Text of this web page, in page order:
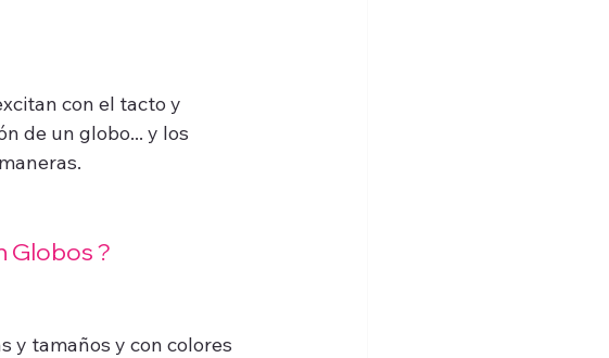
con el tacto y
de un globo... y los
Globos ?
y tamaños y con colores